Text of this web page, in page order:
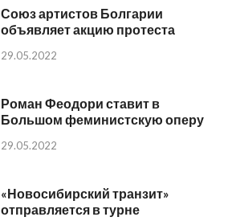
Союз артистов Болгарии
объявляет акцию протеста
29.05.2022
Роман Феодори ставит в
Большом феминистскую оперу
29.05.2022
«Новосибирский транзит»
отправляется в турне